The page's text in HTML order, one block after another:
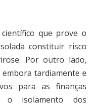
que prove o
constituir risco
Por outro lado,
tardiamente e
para as finanças
o isolamento dos